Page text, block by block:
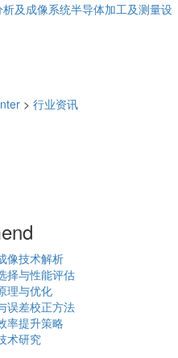
及成像系统半导体加工及测量设
> 行业资讯
像技术解析
择与性能评估
理与优化
误差校正方法
率提升策略
术研究